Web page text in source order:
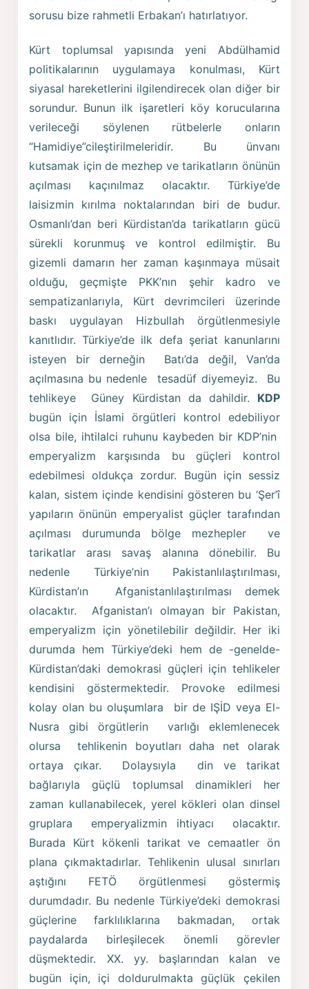
sorusu bize rahmetli Erbakan’ı hatırlatıyor.
Kürt toplumsal yapısında yeni Abdülhamid
politikalarının uygulamaya konulması, Kürt
siyasal hareketlerini ilgilendirecek olan diğer bir
sorundur. Bunun ilk işaretleri köy korucularına
verileceği söylenen rütbelerle onların
“Hamidiye”cileştirilmeleridir. Bu ünvanı
kutsamak için de mezhep ve tarikatların önünün
açılması kaçınılmaz olacaktır. Türkiye’de
laisizmin kırılma noktalarından biri de budur.
Osmanlı’dan beri Kürdistan’da tarikatların gücü
sürekli korunmuş ve kontrol edilmiştir. Bu
gizemli damarın her zaman kaşınmaya müsait
olduğu, geçmişte PKK’nın şehir kadro ve
sempatizanlarıyla, Kürt devrimcileri üzerinde
baskı uygulayan Hizbullah örgütlenmesiyle
kanıtlıdır. Türkiye’de ilk defa şeriat kanunlarını
isteyen bir derneğin Batı’da değil, Van’da
açılmasına bu nedenle tesadüf diyemeyiz. Bu
tehlikeye Güney Kürdistan da dahildir. KDP
bugün için İslami örgütleri kontrol edebiliyor
olsa bile, ihtilalci ruhunu kaybeden bir KDP’nin
emperyalizm karşısında bu güçleri kontrol
edebilmesi oldukça zordur. Bugün için sessiz
kalan, sistem içinde kendisini gösteren bu ‘Şer’î
yapıların önünün emperyalist güçler tarafından
açılması durumunda bölge mezhepler ve
tarikatlar arası savaş alanına dönebilir. Bu
nedenle Türkiye’nin Pakistanlılaştırılması,
Kürdistan’ın Afganistanlılaştırılması demek
olacaktır. Afganistan’ı olmayan bir Pakistan,
emperyalizm için yönetilebilir değildir. Her iki
durumda hem Türkiye’deki hem de -genelde-
Kürdistan’daki demokrasi güçleri için tehlikeler
kendisini göstermektedir. Provoke edilmesi
kolay olan bu oluşumlara bir de IŞİD veya El-
Nusra gibi örgütlerin varlığı eklemlenecek
olursa tehlikenin boyutları daha net olarak
ortaya çıkar. Dolaysıyla din ve tarikat
bağlarıyla güçlü toplumsal dinamikleri her
zaman kullanabilecek, yerel kökleri olan dinsel
gruplara emperyalizmin ihtiyacı olacaktır.
Burada Kürt kökenli tarikat ve cemaatler ön
plana çıkmaktadırlar. Tehlikenin ulusal sınırları
aştığını FETÖ örgütlenmesi göstermiş
durumdadır. Bu nedenle Türkiye’deki demokrasi
güçlerine farklılıklarına bakmadan, ortak
paydalarda birleşilecek önemli görevler
düşmektedir. XX. yy. başlarından kalan ve
bugün için, içi doldurulmakta güçlük çekilen